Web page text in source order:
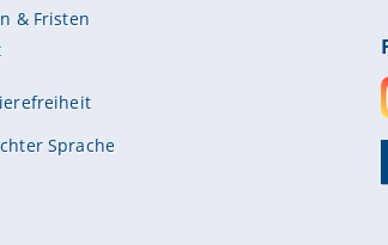
& Fristen
Sprache